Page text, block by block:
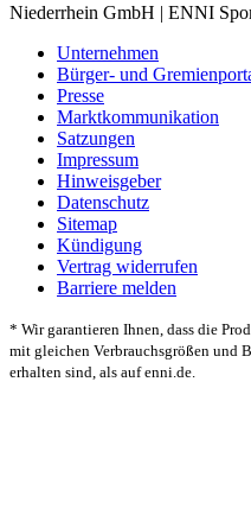
Niederrhein GmbH | ENNI
Unternehmen
Bürger- und
Presse
Marktkommunikation
Satzungen
Impressum
Hinweisgeber
Datenschutz
Sitemap
Kündigung
Vertrag widerrufen
Barriere melden
* Wir garantieren Ihnen, dass die
mit gleichen Verbrauchsgrößen und
erhalten sind, als auf enni.de.